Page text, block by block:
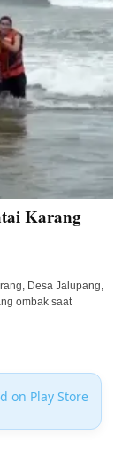
Karang
Desa Jalupang,
ombak saat